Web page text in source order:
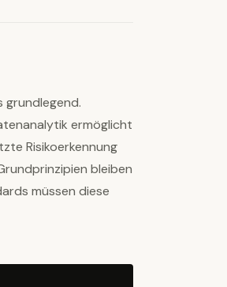
grundlegend.
ermöglicht
Risikoerkennung
bleiben
müssen diese